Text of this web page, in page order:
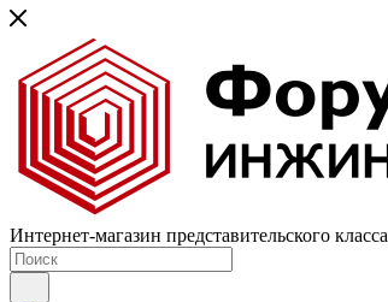
Интернет-магазин представительского класса